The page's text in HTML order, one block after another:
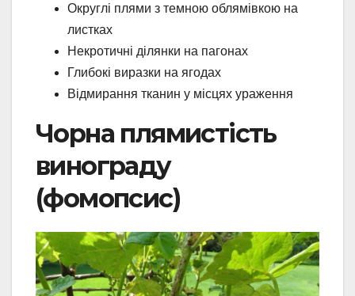
Округлі плями з темною облямівкою на
листках
Некротичні ділянки на пагонах
Глибокі виразки на ягодах
Відмирання тканин у місцях ураження
Чорна плямистість
винограду
(фомопсис)